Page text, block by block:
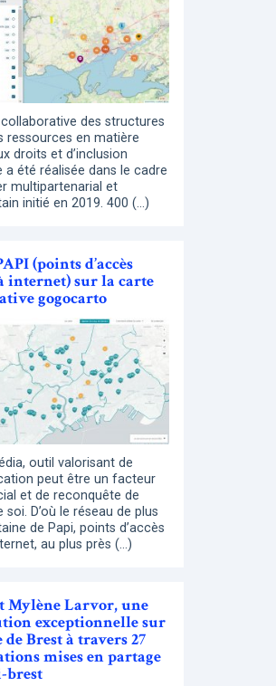
des structures
ressources en matière
droits et d’inclusion
a été réalisée dans le cadre
multipartenarial et
initié en 2019. 400 (…)
(points d’accès
internet) sur la carte
gogocarto
outil valorisant de
peut être un facteur
et de reconquête de
soi. D’où le réseau de plus
de Papi, points d’accès
au plus près (…)
Mylène Larvor, une
exceptionnelle sur
de Brest à travers 27
mises en partage